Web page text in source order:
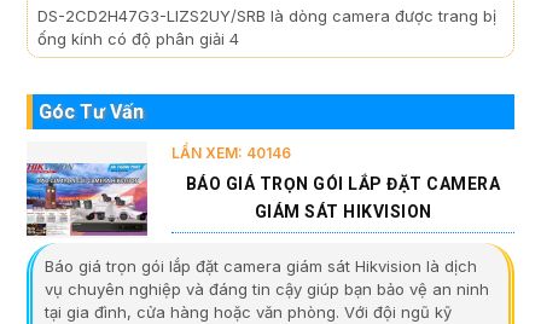
DS-2CD2H47G3-LIZS2UY/SRB là dòng camera được trang bị
ống kính có độ phân giải 4
Góc Tư Vấn
LẦN XEM: 40146
BÁO GIÁ TRỌN GÓI LẮP ĐẶT CAMERA
GIÁM SÁT HIKVISION
Báo giá trọn gói lắp đặt camera giám sát Hikvision là dịch
vụ chuyên nghiệp và đáng tin cậy giúp bạn bảo vệ an ninh
tại gia đình, cửa hàng hoặc văn phòng. Với đội ngũ kỹ